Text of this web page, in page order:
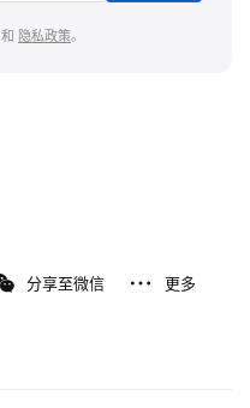
和 隐私政策。
分享至微信 更多